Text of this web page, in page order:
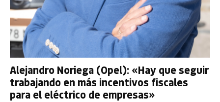
Alejandro Noriega (Opel): «Hay que seguir
trabajando en más incentivos fiscales
para el eléctrico de empresas»